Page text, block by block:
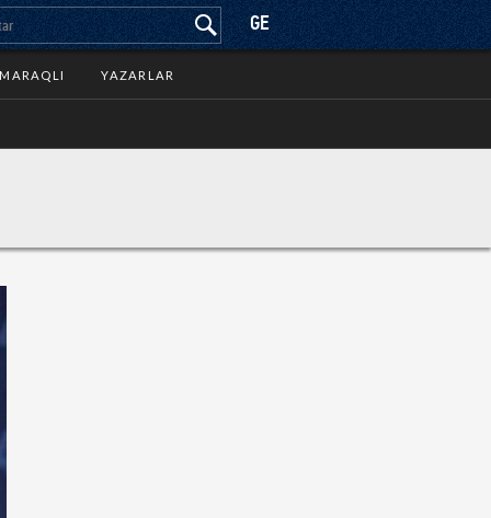
GE
MARAQLI YAZARLAR